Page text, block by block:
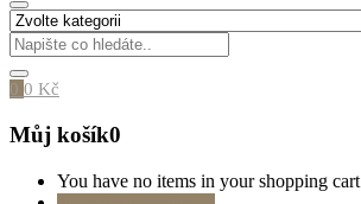
0 0 Kč
Můj košík0
You have no items in your shopping cart